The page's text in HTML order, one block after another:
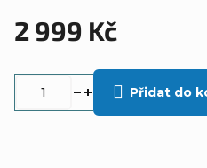
2 999 Kč
Přidat do